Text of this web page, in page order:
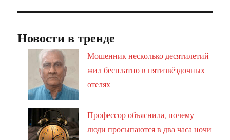
Новости в тренде
Мошенник несколько десятилетий
жил бесплатно в пятизвёздочных
отелях
Профессор объяснила, почему
люди просыпаются в два часа ночи